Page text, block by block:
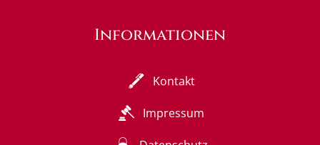
Informationen
Kontakt
Impressum